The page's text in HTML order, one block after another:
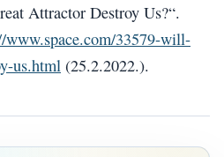
Attractor Destroy Us?“.
www.space.com/33579-will-
us.html (25.2.2022.).